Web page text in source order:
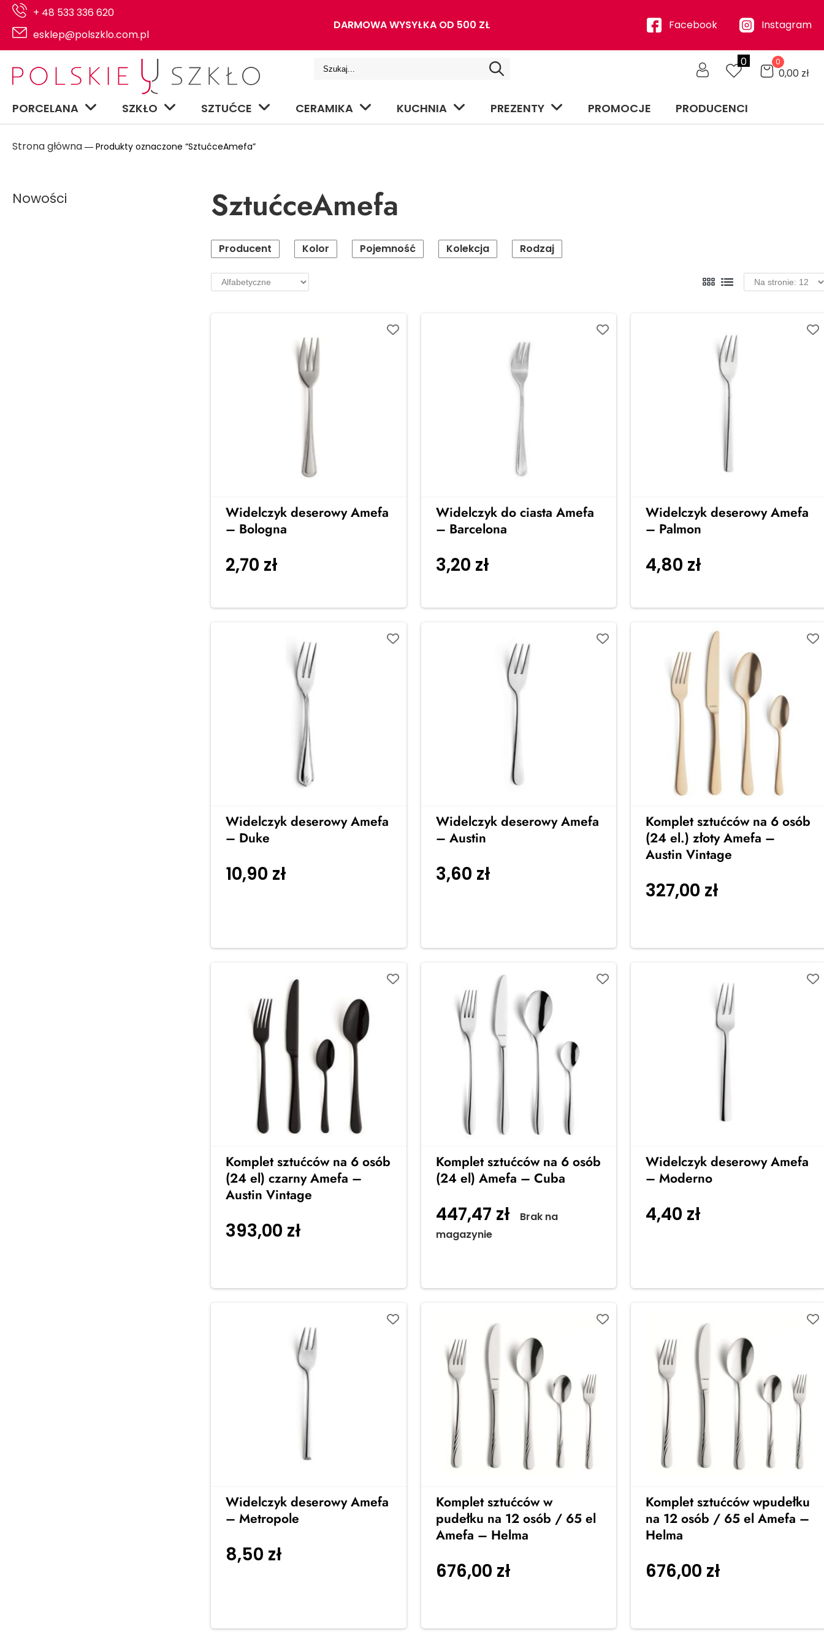
+ 48 533 336 620
esklep@polszklo.com.pl
DARMOWA WYSYŁKA OD 500 ZŁ Facebook Instagram
0 0
0,00 zł
PORCELANA SZKŁO SZTUĆCE CERAMIKA KUCHNIA PREZENTY PROMOCJE PRODUCENCI
Strona główna ― Produkty oznaczone “SztućceAmefa”
Nowości SztućceAmefa
Producent Kolor Pojemność Kolekcja Rodzaj
Widelczyk deserowy Amefa
– Bologna
2,70 zł
Widelczyk do ciasta Amefa
– Barcelona
3,20 zł
Widelczyk deserowy Amefa
– Palmon
4,80 zł
Widelczyk deserowy Amefa
– Duke
10,90 zł
Widelczyk deserowy Amefa
– Austin
3,60 zł
Komplet sztućców na 6 osób
(24 el.) złoty Amefa –
Austin Vintage
327,00 zł
Komplet sztućców na 6 osób
(24 el) czarny Amefa –
Austin Vintage
393,00 zł
Komplet sztućców na 6 osób
(24 el) Amefa – Cuba
447,47 zł
Brak na
magazynie
Widelczyk deserowy Amefa
– Moderno
4,40 zł
Widelczyk deserowy Amefa
– Metropole
8,50 zł
Komplet sztućców w
pudełku na 12 osób / 65 el
Amefa – Helma
676,00 zł
Komplet sztućców wpudełku
na 12 osób / 65 el Amefa –
Helma
676,00 zł